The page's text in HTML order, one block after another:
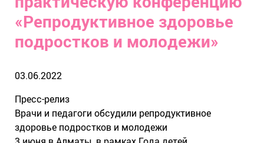
«Репродуктивное здоровье
подростков и молодежи»
03.06.2022
Пресс-релиз
Врачи и педагоги обсудили репродуктивное
здоровье подростков и молодежи